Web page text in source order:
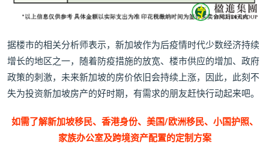
据楼市的相关分析师表示，新加坡作为后疫情时代少数经济持续
增长的地区之一，随着防疫措施的放宽、楼市供应的增加、政府
政策的刺激，未来新加坡的房价依旧会持续上涨，因此，此刻不
失为投资新加坡房产的好时期，有需求的朋友赶快行动起来吧。
如需了解新加坡移民、香港身份、美国/欧洲移民、小国护照、
家族办公室及跨境资产配置的定制方案